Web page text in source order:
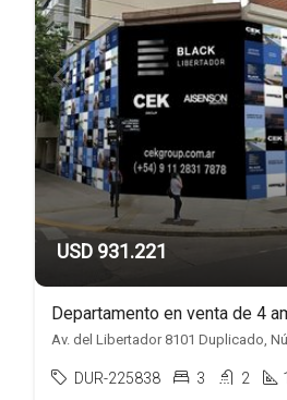
USD 931.221
Av. del Libertador 8101 Duplicado,
DUR-225838 3 2